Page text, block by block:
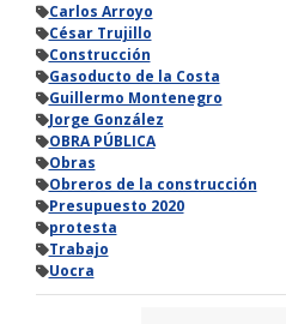
Carlos Arroyo
César Trujillo
Construcción
Gasoducto de la Costa
Guillermo Montenegro
Jorge González
OBRA PÚBLICA
Obras
Obreros de la construcción
Presupuesto 2020
protesta
Trabajo
Uocra